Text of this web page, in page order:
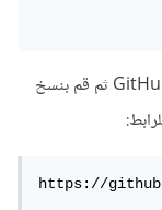
أيضا.
اعدادات
الأمر بسيط توجه إلى المستودع على حسابك في GitHub ثم قم بنسخ